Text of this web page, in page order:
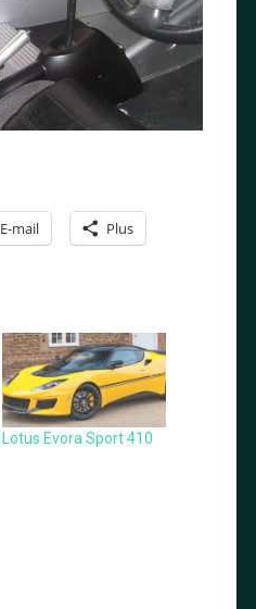
E-mail Plus
Lotus Evora Sport 410